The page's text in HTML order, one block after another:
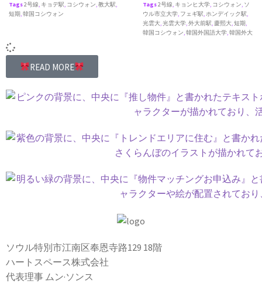
Tags2号線, キョデ駅, コシウォン,教大駅,
短期,韓国コシウォン
Tags2号線, キョンヒ大学, コシウォン, ソ
ウル市立大学, フェギ駅,ホンデイック駅,
光雲大,光雲大学,外大前駅, 慶熙大,短期,
韓国コシウォン,韓国外国語大学,韓国外大
READ MORE
ソウル特別市江南区奉恩寺路129 18階
ハートスペース株式会社
代表理事 ムン·ソンス